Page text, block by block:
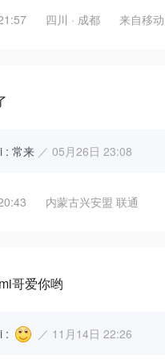
四川 · 成都 来自移
: 常来 ／ 05月26日 23:08
内蒙古兴安盟 联通
哥爱你哟
: ／ 11月14日 22:26